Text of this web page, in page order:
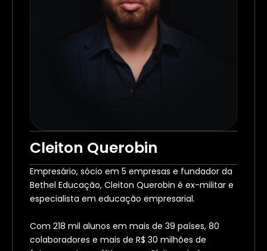
Cleiton Querobin
Empresário, sócio em 5 empresas e fundador da
Bethel Educação, Cleiton Querobin é ex-militar e
especialista em educação empresarial.
Com 218 mil alunos em mais de 39 países, 80
colaboradores e mais de R$ 30 milhões de